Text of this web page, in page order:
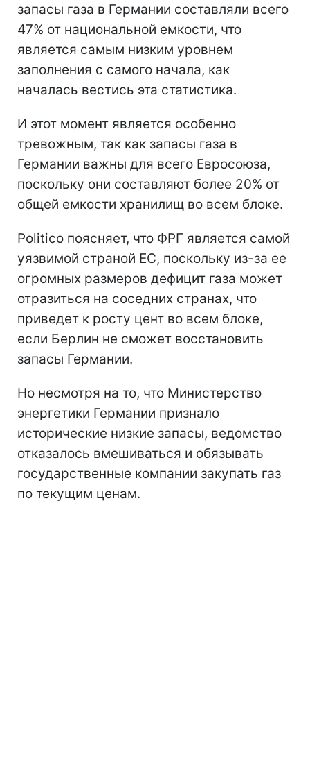
запасы газа в Германии составляли всего
47% от национальной емкости, что
является самым низким уровнем
заполнения с самого начала, как
началась вестись эта статистика.
И этот момент является особенно
тревожным, так как запасы газа в
Германии важны для всего Евросоюза,
поскольку они составляют более 20% от
общей емкости хранилищ во всем блоке.
Politico поясняет, что ФРГ является самой
уязвимой страной ЕС, поскольку из-за ее
огромных размеров дефицит газа может
отразиться на соседних странах, что
приведет к росту цент во всем блоке,
если Берлин не сможет восстановить
запасы Германии.
Но несмотря на то, что Министерство
энергетики Германии признало
исторические низкие запасы, ведомство
отказалось вмешиваться и обязывать
государственные компании закупать газ
по текущим ценам.